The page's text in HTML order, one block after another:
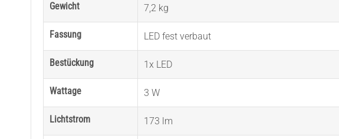
Gewicht 7,2 kg
Fassung LED fest verbaut
Bestückung 1x LED
Wattage 3 W
Lichtstrom 173 lm